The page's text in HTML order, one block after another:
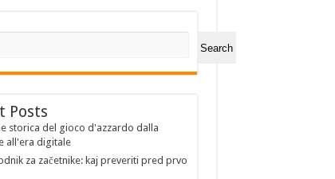
Search
Posts
storica del gioco d'azzardo dalla
all'era digitale
za začetnike: kaj preveriti pred prvo